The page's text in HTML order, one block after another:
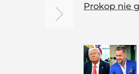
Prokop nie